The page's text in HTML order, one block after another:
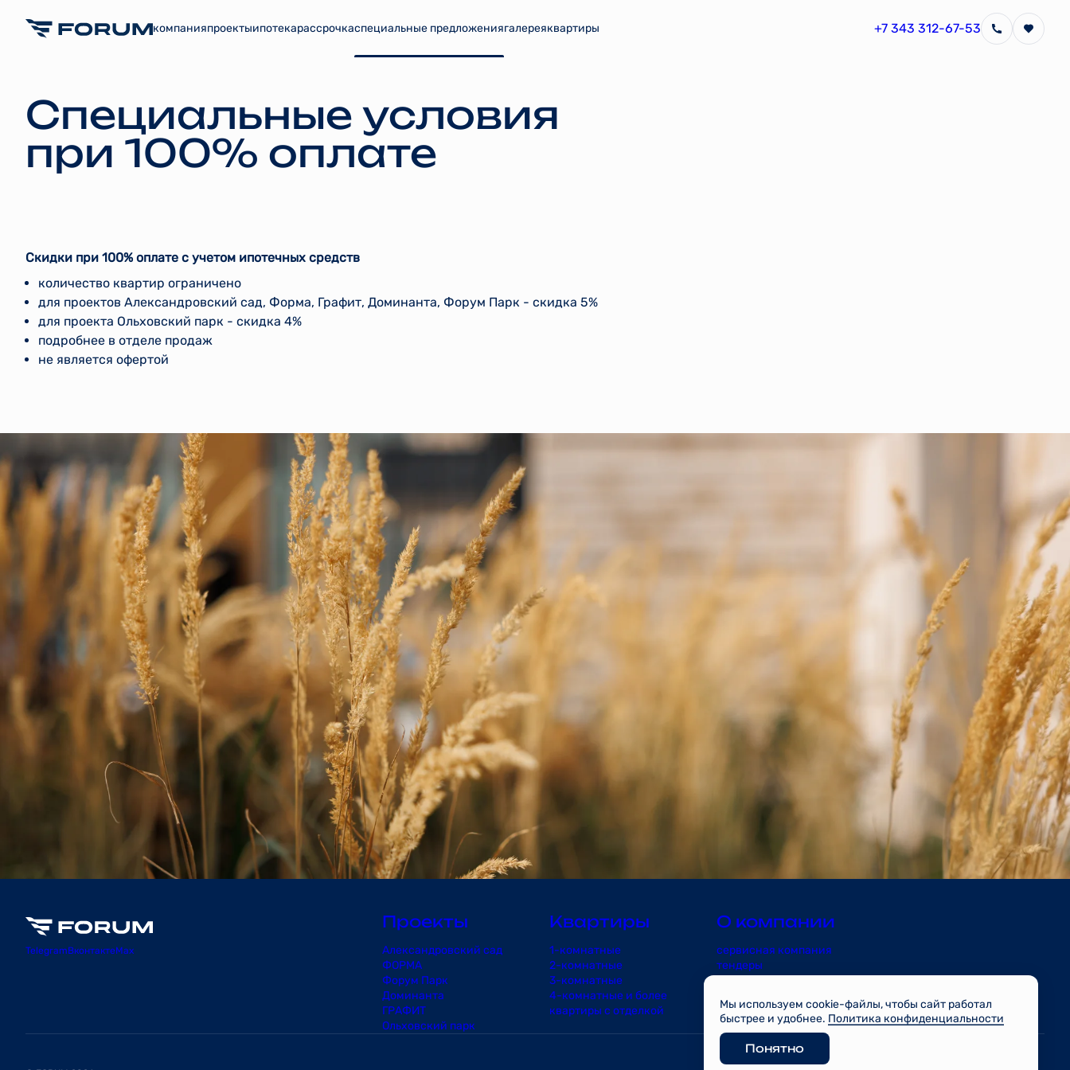
компанияпроектыипотекарассрочкаспециальные предложениягалереяквартиры +7 343 312-67-53
Специальные условия
при 100% оплате
Скидки при 100% оплате с учетом ипотечных средств
количество квартир ограничено
для проектов Александровский сад, Форма, Графит, Доминанта, Форум Парк - скидка 5%
для проекта Ольховский парк - скидка 4%
подробнее в отделе продаж
не является офертой
TelegramВконтактеMax
Проекты
Александровский сад
ФОРМА
Форум Парк
Доминанта
ГРАФИТ
Ольховский парк
Квартиры
1-комнатные
2-комнатные
3-комнатные
4-комнатные и более
квартиры с отделкой
О компании
сервисная компания
тендеры
блог
проекты
Мы используем cookie-файлы, чтобы сайт работал
быстрее и удобнее. Политика конфиденциальности
Понятно